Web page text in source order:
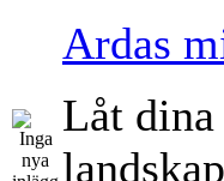
Ardas
Låt